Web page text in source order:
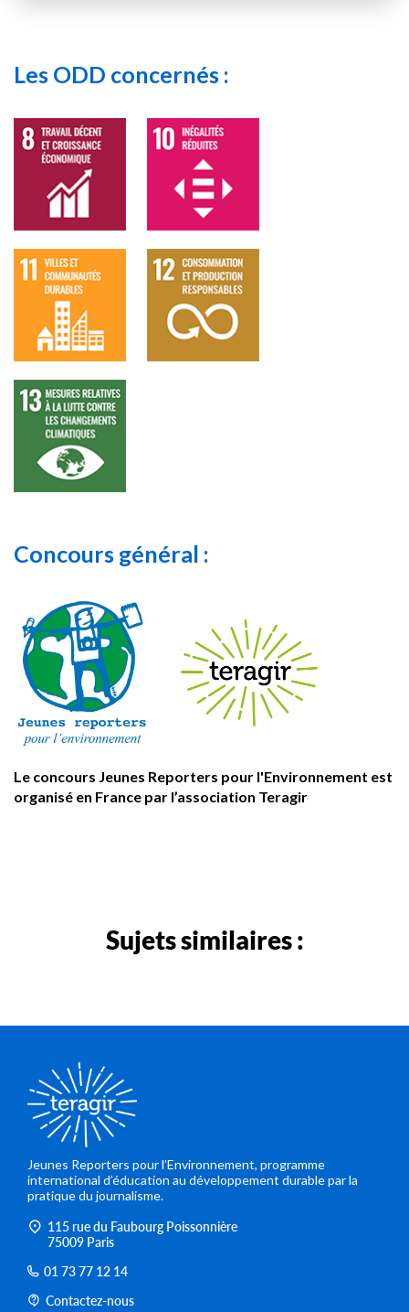
Les ODD concernés :
Concours général :
Le concours Jeunes Reporters pour l'Environnement est
organisé en France par l’association Teragir
Sujets similaires :
Jeunes Reporters pour l’Environnement, programme
international d’éducation au développement durable par la
pratique du journalisme.
115 rue du Faubourg Poissonnière
75009 Paris
01 73 77 12 14
Contactez-nous